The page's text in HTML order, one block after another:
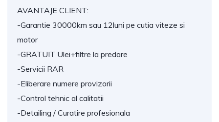
AVANTAJE CLIENT:
-Garantie 30000km sau 12luni pe cutia viteze si
motor
-GRATUIT Ulei+filtre la predare
-Servicii RAR
-Eliberare numere provizorii
-Control tehnic al calitatii
-Detailing / Curatire profesionala